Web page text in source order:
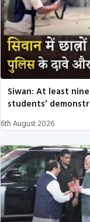
Siwan: At least
students’
6th August 2026